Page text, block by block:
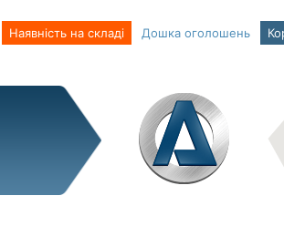
Наявність на складі Дошка оголошень